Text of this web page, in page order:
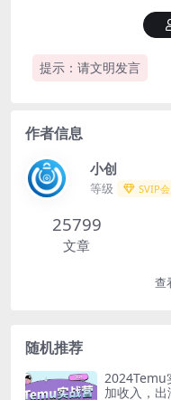
提示：请文明发言
作者信息
小创
等级 SVIP
25799
文章
查
随机推荐
2024Temu
加收入，